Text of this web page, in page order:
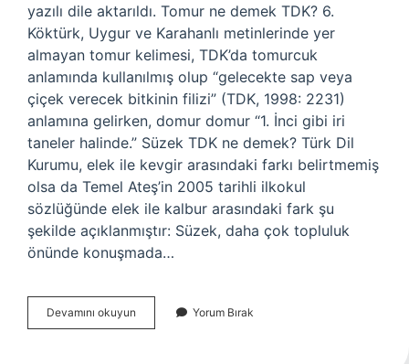
yazılı dile aktarıldı. Tomur ne demek TDK? 6.
Köktürk, Uygur ve Karahanlı metinlerinde yer
almayan tomur kelimesi, TDK’da tomurcuk
anlamında kullanılmış olup “gelecekte sap veya
çiçek verecek bitkinin filizi” (TDK, 1998: 2231)
anlamına gelirken, domur domur “1. İnci gibi iri
taneler halinde.” Süzek TDK ne demek? Türk Dil
Kurumu, elek ile kevgir arasındaki farkı belirtmemiş
olsa da Temel Ateş’in 2005 tarihli ilkokul
sözlüğünde elek ile kalbur arasındaki fark şu
şekilde açıklanmıştır: Süzek, daha çok topluluk
önünde konuşmada…
Devamını okuyun
Ne
Yorum Bırak